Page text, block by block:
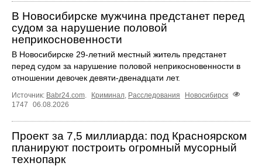
В Новосибирске мужчина предстанет перед
судом за нарушение половой
неприкосновенности
В Новосибирске 29-летний местный житель предстанет
перед судом за нарушение половой неприкосновенности в
отношении девочек девяти-двенадцати лет.
Источник: Babr24.com Криминал Расследования
Новосибирск
1747
06.08.2026
Проект за 7,5 миллиарда: под Красноярском
планируют построить огромный мусорный
технопарк